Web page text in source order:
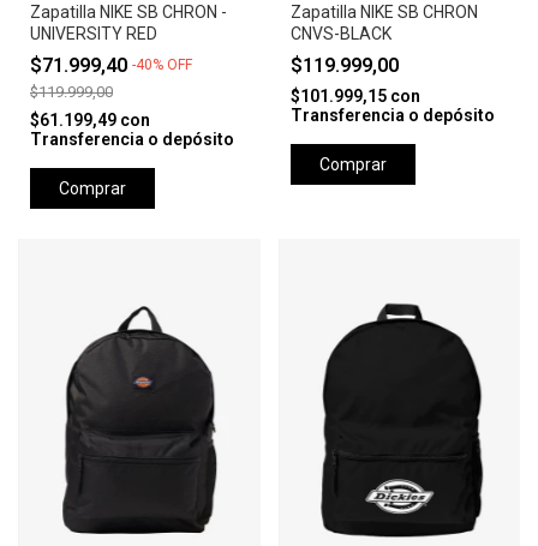
Zapatilla NIKE SB CHRON -
UNIVERSITY RED
$71.999,40 -40% OFF
$119.999,00
$61.199,49 con
Transferencia o depósito
Comprar
Zapatilla NIKE SB CHRON
CNVS-BLACK
$119.999,00
$101.999,15 con
Transferencia o depósito
Comprar